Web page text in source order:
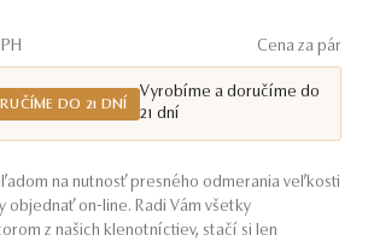
Cena za pár
DO 21 DNÍ
Vyrobíme a doručíme do
21 dní
na nutnosť presného odmerania veľkosti
objednať on-line. Radi Vám všetky
z našich klenotníctiev, stačí si len